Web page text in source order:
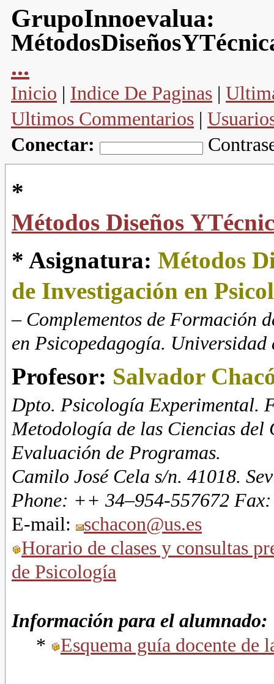
GrupoInnoevalua:
...
Inicio | Indice De Paginas |
Ultimos Commentarios |
Conectar:
*
Métodos Diseños
* Asignatura: Métodos
de Investigación en
– Complementos de Formación
en Psicopedagogía. Universidad
Profesor: Salvador
Dpto. Psicología Experimental.
Metodología de las Ciencias del
Evaluación de Programas.
Camilo José Cela s/n. 41018.
Phone: ++ 34–954-557672
E-mail:
schacon@us.es
Horario de clases y consultas
de Psicología
Información para el alumnado:
*
Esquema guía docente de